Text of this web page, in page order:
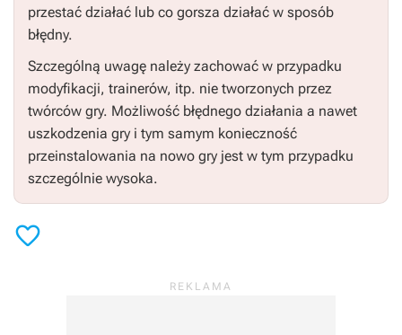
przestać działać lub co gorsza działać w sposób
błędny.
Szczególną uwagę należy zachować w przypadku
modyfikacji, trainerów, itp. nie tworzonych przez
twórców gry. Możliwość błędnego działania a nawet
uszkodzenia gry i tym samym konieczność
przeinstalowania na nowo gry jest w tym przypadku
szczególnie wysoka.
